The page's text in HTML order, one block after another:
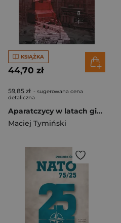
KSIĄŻKA
44,70 zł
59,85 zł - sugerowana cena
detaliczna
Aparatczycy w latach gierkowskiej prosperity Nadzór komitetów wojewódzkich PZPR nad inwestycjami w okresie 1971-1974
Maciej Tymiński